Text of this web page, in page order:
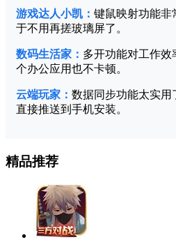
游戏达人小凯： 键鼠映射功能非
于不用再搓玻璃屏了。
数码生活家： 多开功能对工作效
个办公应用也不卡顿。
云端玩家： 数据同步功能太实用
直接推送到手机安装。
精品推荐